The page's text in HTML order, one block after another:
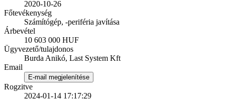
2020-10-26
Főtevékenység
Számítógép, -periféria javítása
Árbevétel
10 603 000 HUF
Ügyvezető/tulajdonos
Burda Anikó, Last System Kft
Email
E-mail megjelenítése
Rogzitve
2024-01-14 17:17:29